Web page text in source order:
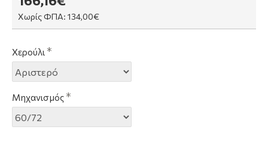
Χωρίς ΦΠΑ: 134,00€
Χερούλι
Μηχανισμός